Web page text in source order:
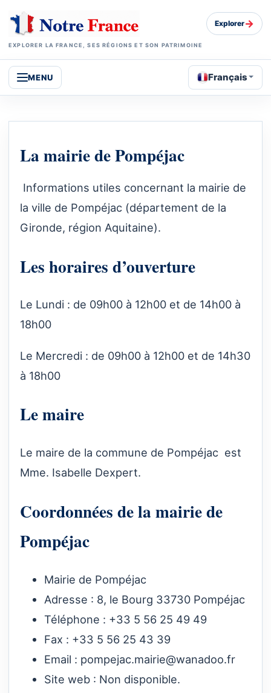
EXPLORER LA FRANCE, SES RÉGIONS ET SON PATRIMOINE
Explorer→
MENU Français
La mairie de Pompéjac
Informations utiles concernant la mairie de
la ville de Pompéjac (département de la
Gironde, région Aquitaine).
Les horaires d’ouverture
Le Lundi : de 09h00 à 12h00 et de 14h00 à
18h00
Le Mercredi : de 09h00 à 12h00 et de 14h30
à 18h00
Le maire
Le maire de la commune de Pompéjac est
Mme. Isabelle Dexpert.
Coordonnées de la mairie de
Pompéjac
Mairie de Pompéjac
Adresse : 8, le Bourg 33730 Pompéjac
Téléphone : +33 5 56 25 49 49
Fax : +33 5 56 25 43 39
Email : pompejac.mairie@wanadoo.fr
Site web : Non disponible.